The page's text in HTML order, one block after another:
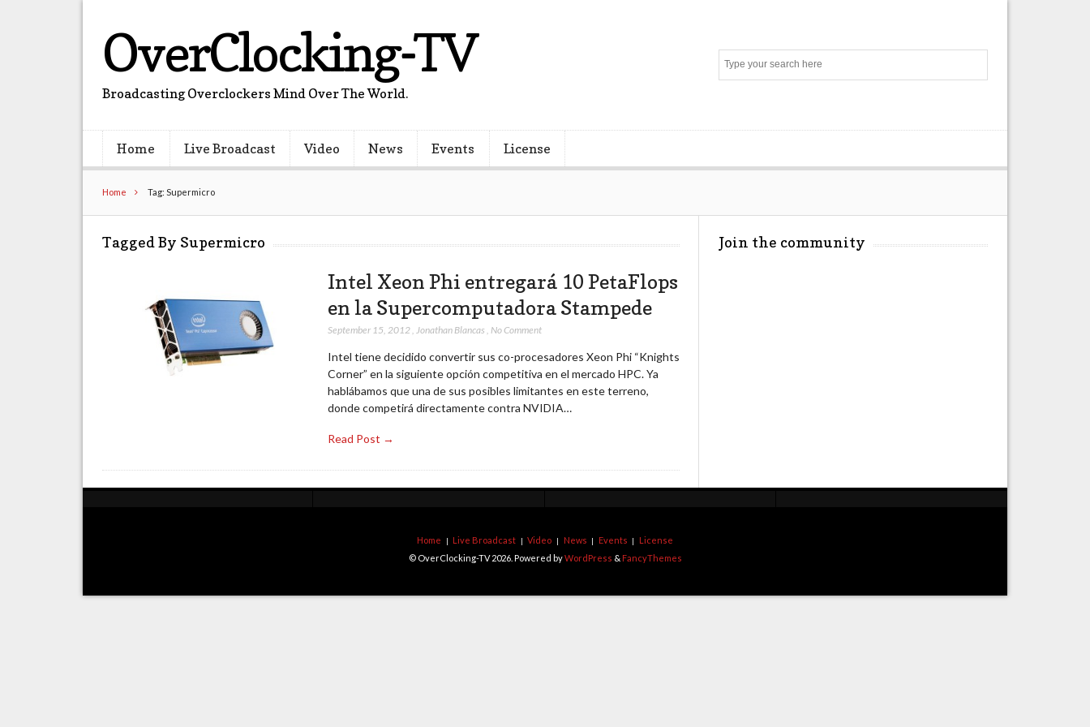
OverClocking-TV
Broadcasting Overclockers Mind Over The World.
Home Live Broadcast Video News Events License
Home Tag: Supermicro
Tagged By Supermicro
Intel Xeon Phi entregará 10 PetaFlops
en la Supercomputadora Stampede
September 15, 2012, Jonathan Blancas No Comment
Intel tiene decidido convertir sus co-procesadores Xeon Phi “Knights
Corner” en la siguiente opción competitiva en el mercado HPC. Ya
hablábamos que una de sus posibles limitantes en este terreno,
donde competirá directamente contra NVIDIA…
Read Post →
Join the community
Home Live Broadcast Video News Events
License
© OverClocking-TV 2026. Powered byWordPress & FancyThemes